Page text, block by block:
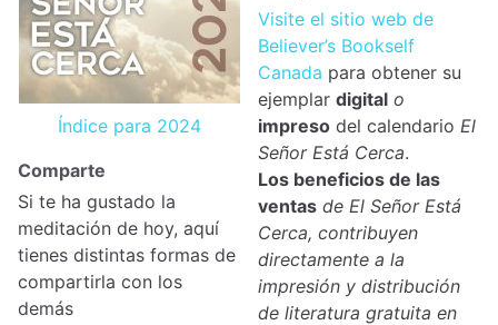
Índice para 2024
Comparte
Si te ha gustado la
meditación de hoy, aquí
tienes distintas formas de
compartirla con los
demás
Visite el sitio web de
Believer’s Bookself
Canada para obtener su
ejemplar digital o
impreso del calendario El
Señor Está Cerca.
Los beneficios de las
ventas de El Señor Está
Cerca, contribuyen
directamente a la
impresión y distribución
de literatura gratuita en